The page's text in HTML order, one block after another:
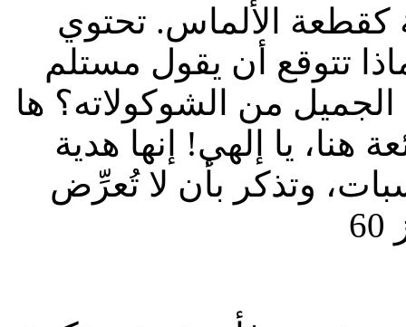
كقطعة الألماس. تحتوي
ماذا تتوقع أن يقول مستلم
الجميل من الشوكولاته؟ ها
هنا، يا إلهي! إنها هدية
وتذكر بأن لا تُعرِّض